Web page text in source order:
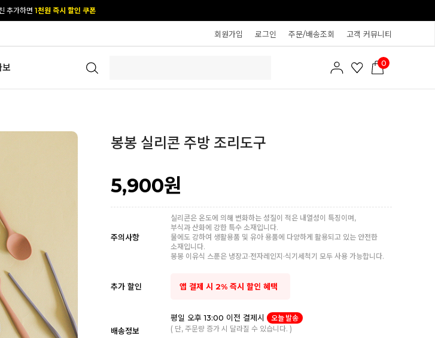
] 앱 다운받고2% 결제 할인 받기
회원가입 로그인 주문/배송조회 고객 커뮤니티
보 0
봉봉 실리콘 주방 조리도구
5,900원
주의사항
실리콘은 온도에 의해 변화하는 성질이 적은 내열성이 특징이며,
부식과 산화에 강한 특수 소재입니다.
물에도 강하여 생활용품 및 유아 용품에 다양하게 활용되고 있는 안전한
소재입니다.
봉봉 이유식 스푼은 냉장고·전자레인지·식기세척기 모두 사용 가능합니다.
추가 할인 앱 결제 시 2% 즉시 할인 혜택
배송정보
평일 오후 13:00 이전 결제시
오늘 발송
( 단, 주문량 증가 시 달라질 수 있습니다. )